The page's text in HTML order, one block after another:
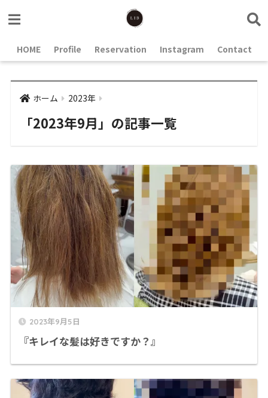
HOME Profile Reservation Instagram Contact
ホーム 2023年
「2023年9月」の記事一覧
2023年9月5日
『キレイな髪は好きですか？』